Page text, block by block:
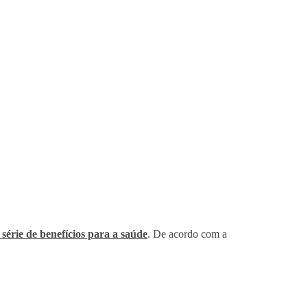
de benefícios para a saúde. De acordo com a